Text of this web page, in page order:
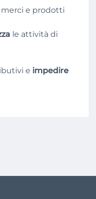
merci e prodotti
le attività di
e impedire